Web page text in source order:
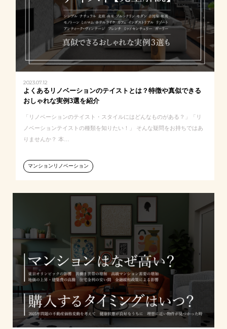
2023.07.12
よくあるリノベーションのテイストとは？特徴や真似できる
おしゃれな実例3選を紹介
「リノベーションのテイスト・スタイルにはどんなものがある？」「リ
ノベーションテイストの種類を知りたい！」 そんな疑問をお持ちではあ
りませんか？ 本…
マンションリノベーション